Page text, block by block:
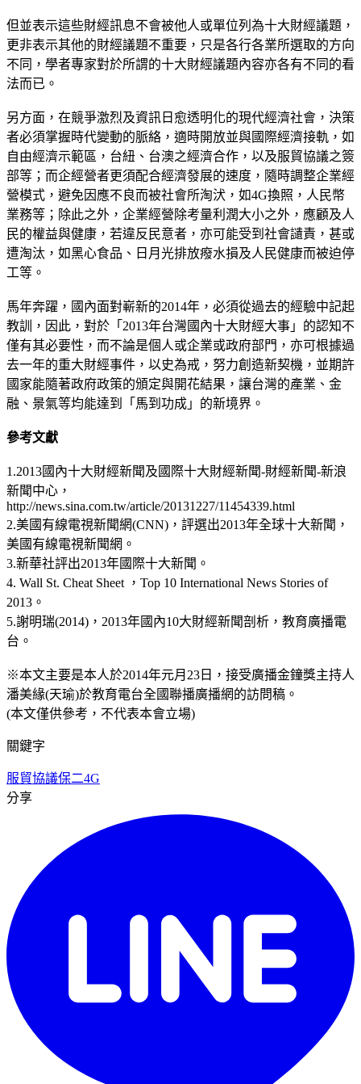
但並表示這些財經訊息不會被他人或單位列為十大財經議題，
更非表示其他的財經議題不重要，只是各行各業所選取的方向
不同，學者專家對於所謂的十大財經議題內容亦各有不同的看
法而已。
另方面，在競爭激烈及資訊日愈透明化的現代經濟社會，決策
者必須掌握時代變動的脈絡，適時開放並與國際經濟接軌，如
自由經濟示範區，台紐、台澳之經濟合作，以及服貿協議之簽
部等；而企經營者更須配合經濟發展的速度，隨時調整企業經
營模式，避免因應不良而被社會所淘汱，如4G換照，人民幣
業務等；除此之外，企業經營除考量利潤大小之外，應顧及人
民的權益與健康，若違反民意者，亦可能受到社會讉責，甚或
遭淘汰，如黑心食品、日月光排放癈水損及人民健康而被迫停
工等。
馬年奔躍，國內面對嶄新的2014年，必須從過去的經驗中記起
教訓，因此，對於「2013年台灣國內十大財經大事」的認知不
僅有其必要性，而不論是個人或企業或政府部門，亦可根據過
去一年的重大財經事件，以史為戒，努力創造新契機，並期許
國家能隨著政府政策的頒定與開花結果，讓台灣的產業、金
融、景氣等均能達到「馬到功成」的新境界。
參考文獻
1.2013國內十大財經新聞及國際十大財經新聞-財經新聞-新浪
新聞中心，
http://news.sina.com.tw/article/20131227/11454339.html
2.美國有線電視新聞網(CNN)，評選出2013年全球十大新聞，
美國有線電視新聞網。
3.新華社評出2013年國際十大新聞。
4. Wall St. Cheat Sheet ，Top 10 International News Stories of
2013。
5.謝明瑞(2014)，2013年國內10大財經新聞剖析，教育廣播電
台。
※本文主要是本人於2014年元月23日，接受廣播金鐘獎主持人
潘美緣(天瑜)於教育電台全國聯播廣播網的訪問稿。
(本文僅供參考，不代表本會立場)
關鍵字
服貿協議保二4G
分享